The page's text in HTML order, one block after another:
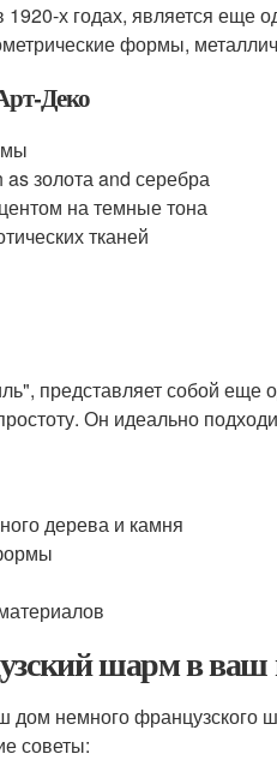
х годах, является
формы,
Деко
золота and серебра
на темные тона
тканей
представляет собой
Он идеально
дерева и камня
шарм в ваш
дом немного французского
советы: